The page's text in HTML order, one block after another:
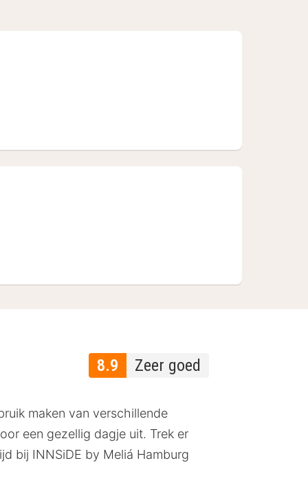
8.9 Zeer goed
maken van verschillende
een gezellig dagje uit. Trek er
bij INNSiDE by Meliá Hamburg